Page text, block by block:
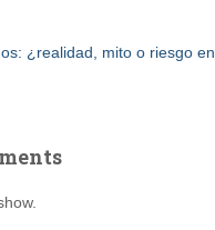
¿realidad, mito o riesgo en